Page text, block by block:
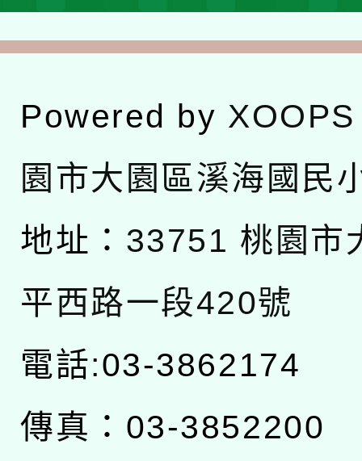
Powered by XOOPS
園市大園區溪海國民
地址： 33751 桃園市
平西路一段420號
電話:03-3862174
傳真：03-3852200